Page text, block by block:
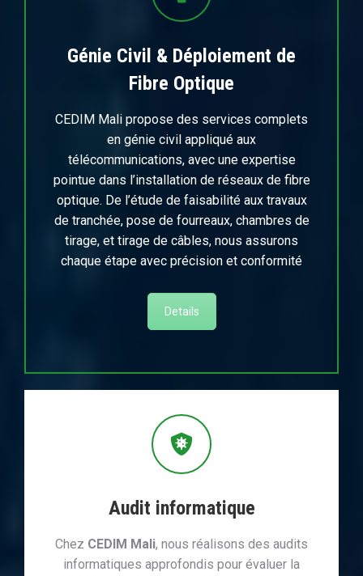
Génie Civil & Déploiement de
Fibre Optique
CEDIM Mali propose des services complets
en génie civil appliqué aux
télécommunications, avec une expertise
pointue dans l’installation de réseaux de fibre
optique. De l’étude de faisabilité aux travaux
de tranchée, pose de fourreaux, chambres de
tirage, et tirage de câbles, nous assurons
chaque étape avec précision et conformité
Details
Audit informatique
Chez CEDIM Mali, nous réalisons des audits
informatiques approfondis pour évaluer la